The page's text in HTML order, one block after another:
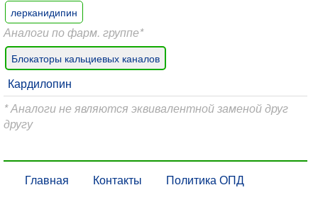
лерканидипин
Аналоги по фарм. группе*
Блокаторы кальциевых каналов
Кардилопин
* Аналоги не являются эквивалентной заменой друг
другу
Главная Контакты Политика ОПД